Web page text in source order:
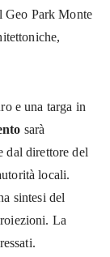
Geo Park Monte
e una targa in
sarà
dal direttore del
locali.
sintesi del
La